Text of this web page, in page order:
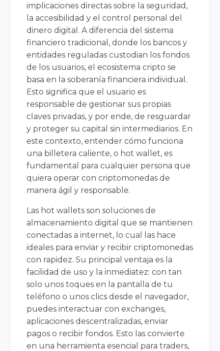
implicaciones directas sobre la seguridad,
la accesibilidad y el control personal del
dinero digital. A diferencia del sistema
financiero tradicional, donde los bancos y
entidades reguladas custodian los fondos
de los usuarios, el ecosistema cripto se
basa en la soberanía financiera individual.
Esto significa que el usuario es
responsable de gestionar sus propias
claves privadas, y por ende, de resguardar
y proteger su capital sin intermediarios. En
este contexto, entender cómo funciona
una billetera caliente, o hot wallet, es
fundamental para cualquier persona que
quiera operar con criptomonedas de
manera ágil y responsable.
Las hot wallets son soluciones de
almacenamiento digital que se mantienen
conectadas a internet, lo cual las hace
ideales para enviar y recibir criptomonedas
con rapidez. Su principal ventaja es la
facilidad de uso y la inmediatez: con tan
solo unos toques en la pantalla de tu
teléfono o unos clics desde el navegador,
puedes interactuar con exchanges,
aplicaciones descentralizadas, enviar
pagos o recibir fondos. Esto las convierte
en una herramienta esencial para traders,